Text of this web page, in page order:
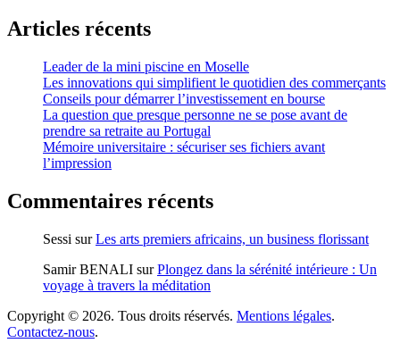
Articles récents
Leader de la mini piscine en Moselle
Les innovations qui simplifient le quotidien des commerçants
Conseils pour démarrer l’investissement en bourse
La question que presque personne ne se pose avant de
prendre sa retraite au Portugal
Mémoire universitaire : sécuriser ses fichiers avant
l’impression
Commentaires récents
Sessi surLes arts premiers africains, un business florissant
Samir BENALI surPlongez dans la sérénité intérieure : Un
voyage à travers la méditation
Copyright © 2026. Tous droits réservés. Mentions légales.
Contactez-nous.